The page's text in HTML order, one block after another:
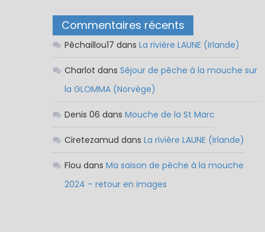
Commentaires récents
Pêchaillou17 dans La rivière LAUNE (Irlande)
Charlot dans Séjour de pêche à la mouche sur
la GLOMMA (Norvège)
Denis 06 dans Mouche de la St Marc
Ciretezamud dans La rivière LAUNE (Irlande)
Flou dans Ma saison de pêche à la mouche
2024 – retour en images